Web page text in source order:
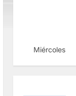
Miércoles,